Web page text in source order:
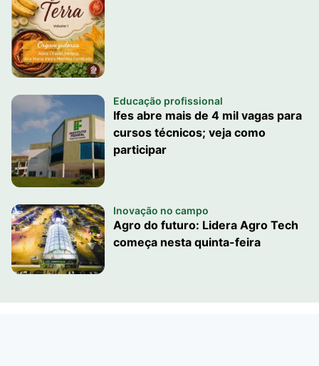
Educação profissional
Ifes abre mais de 4 mil vagas para
cursos técnicos; veja como
participar
Inovação no campo
Agro do futuro: Lidera Agro Tech
começa nesta quinta-feira